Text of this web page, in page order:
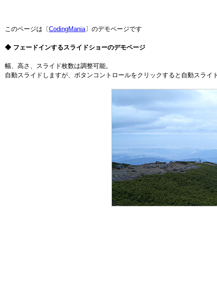
このページは〔CodingMania〕のデモページです
◆ フェードインするスライドショーのデモページ
幅、高さ、スライド枚数は調整可能。
自動スライドしますが、ボタンコントロールをクリックすると自動スライ